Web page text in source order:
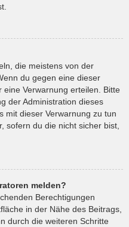
die meistens von der
du gegen eine dieser
Verwarnung erteilen. Bitte
der Administration dieses
mit dieser Verwarnung zu tun
sofern du die nicht sicher bist,
melden?
Berechtigungen
in der Nähe des Beitrags,
durch die weiteren Schritte